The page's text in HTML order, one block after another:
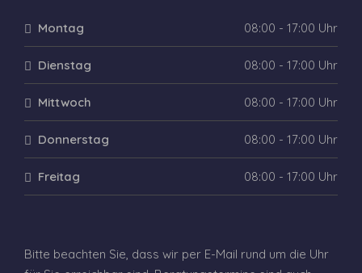
Montag 08:00 - 17:00 Uhr
Dienstag 08:00 - 17:00 Uhr
Mittwoch 08:00 - 17:00 Uhr
Donnerstag 08:00 - 17:00 Uhr
Freitag 08:00 - 17:00 Uhr
Bitte beachten Sie, dass wir per E-Mail rund um die Uhr